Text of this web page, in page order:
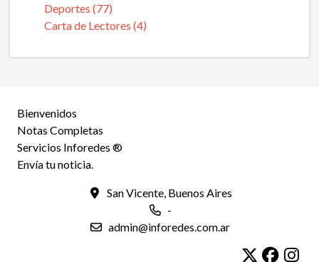
Deportes (77)
Carta de Lectores (4)
Bienvenidos
Notas Completas
Servicios Inforedes ®
Envía tu noticia.
San Vicente, Buenos Aires
-
admin@inforedes.com.ar